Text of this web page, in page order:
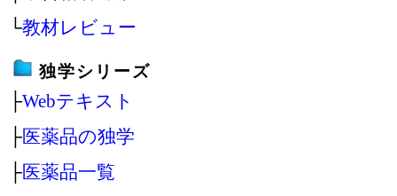
└教材レビュー
独学シリーズ
├Webテキスト
├医薬品の独学
├医薬品一覧